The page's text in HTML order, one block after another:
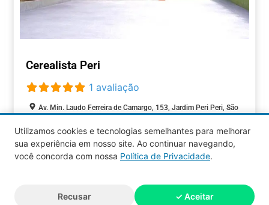
Cerealista Peri
1 avaliação
Av. Min. Laudo Ferreira de Camargo, 153, Jardim Peri Peri, São
COMÉRCIOS Aberto agora:
reservados.
Utilizamos cookies e tecnologias semelhantes para melhorar
sua experiência em nosso site. Ao continuar navegando,
você concorda com nossa Política de Privacidade.
Recusar ✓ Aceitar